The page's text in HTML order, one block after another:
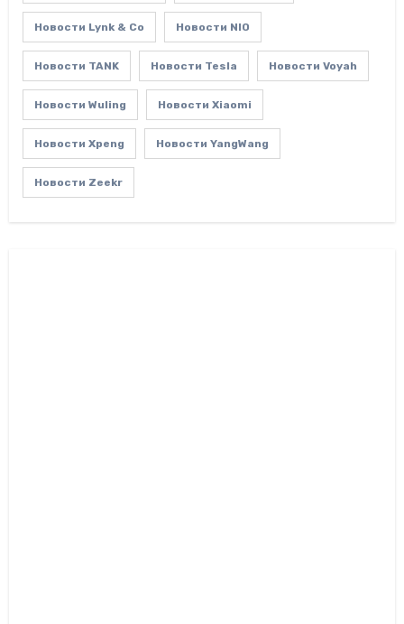
Новости Lynk & Co Новости NIO
Новости TANK Новости Tesla Новости Voyah
Новости Wuling Новости Xiaomi
Новости Xpeng Новости YangWang
Новости Zeekr